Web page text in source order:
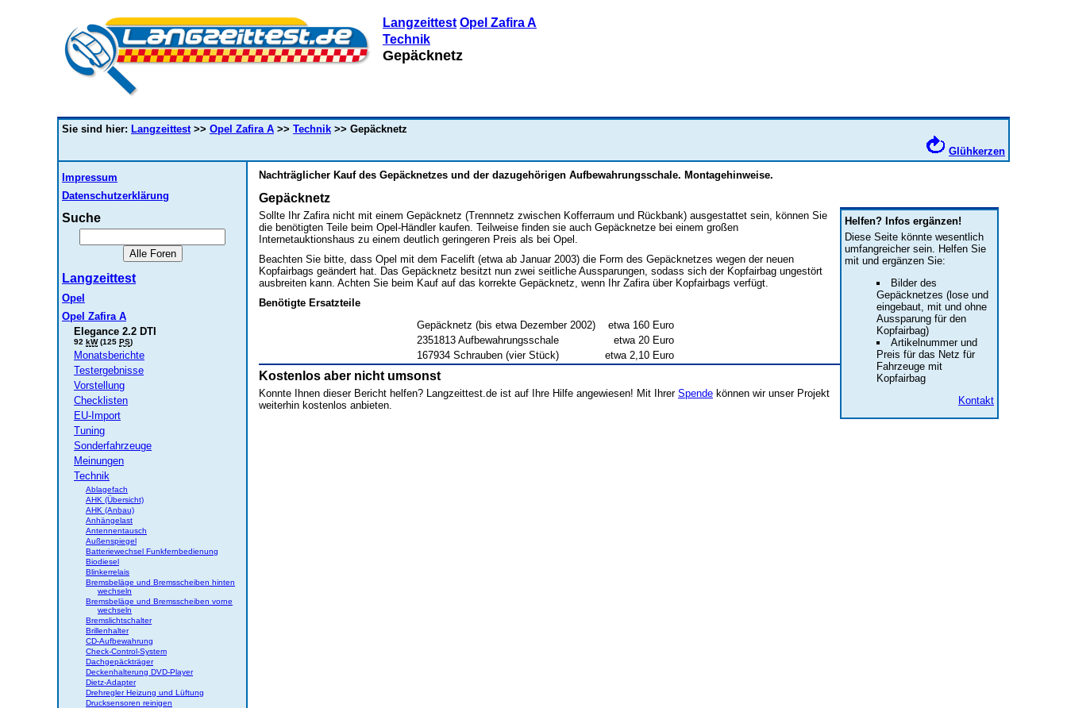
Langzeittest Opel Zafira A
Technik
Gepäcknetz
Sie sind hier: Langzeittest>> Opel Zafira A >> Technik >> Gepäcknetz
Glühkerzen
Impressum
Datenschutzerklärung
Suche
Langzeittest
Opel
Opel Zafira A
Elegance 2.2 DTI
92 kW(125 PS)
Monatsberichte
Testergebnisse
Vorstellung
Checklisten
EU-Import
Tuning
Sonderfahrzeuge
Meinungen
Technik
Ablagefach
AHK (Übersicht)
AHK (Anbau)
Anhängelast
Antennentausch
Außenspiegel
Batteriewechsel Funkfernbedienung
Biodiesel
Blinkerrelais
Bremsbeläge und Bremsscheiben hinten
wechseln
Bremsbeläge und Bremsscheiben vorne
wechseln
Bremslichtschalter
Brillenhalter
CD-Aufbewahrung
Check-Control-System
Dachgepäckträger
Deckenhalterung DVD-Player
Dietz-Adapter
Drehregler Heizung und Lüftung
Drucksensoren reinigen
Nachträglicher Kauf des Gepäcknetzes und der dazugehörigen Aufbewahrungsschale. Montagehinweise.
Helfen? Infos ergänzen!
Diese Seite könnte wesentlich
umfangreicher sein. Helfen Sie
mit und ergänzen Sie:
Bilder des
Gepäcknetzes (lose und
eingebaut, mit und ohne
Aussparung für den
Kopfairbag)
Artikelnummer und
Preis für das Netz für
Fahrzeuge mit
Kopfairbag
Kontakt
Gepäcknetz
Sollte Ihr Zafira nicht mit einem Gepäcknetz (Trennnetz zwischen Kofferraum und Rückbank) ausgestattet sein, können Sie
die benötigten Teile beim Opel-Händler kaufen. Teilweise finden sie auch Gepäcknetze bei einem großen
Internetauktionshaus zu einem deutlich geringeren Preis als bei Opel.
Beachten Sie bitte, dass Opel mit dem Facelift (etwa ab Januar 2003) die Form des Gepäcknetzes wegen der neuen
Kopfairbags geändert hat. Das Gepäcknetz besitzt nun zwei seitliche Aussparungen, sodass sich der Kopfairbag ungestört
ausbreiten kann. Achten Sie beim Kauf auf das korrekte Gepäcknetz, wenn Ihr Zafira über Kopfairbags verfügt.
Benötigte Ersatzteile
Gepäcknetz (bis etwa Dezember 2002)
etwa 160 Euro
2351813 Aufbewahrungsschale
etwa 20 Euro
167934 Schrauben (vier Stück)
etwa 2,10 Euro
Kostenlos aber nicht umsonst
Konnte Ihnen dieser Bericht helfen? Langzeittest.de ist auf Ihre Hilfe angewiesen! Mit Ihrer Spende können wir unser Projekt
weiterhin kostenlos anbieten.